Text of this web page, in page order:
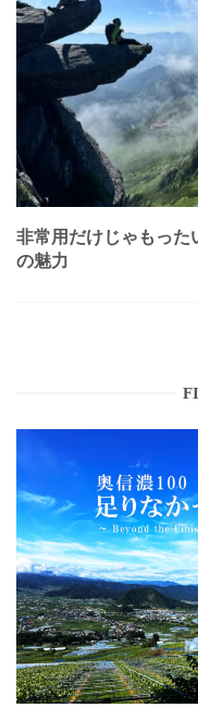
非常用だけじゃもった
の魅力